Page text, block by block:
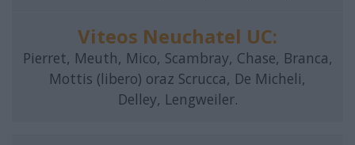
Viteos Neuchatel UC:
Pierret, Meuth, Mico, Scambray, Chase, Branca,
Mottis (libero) oraz Scrucca, De Micheli,
Delley, Lengweiler.